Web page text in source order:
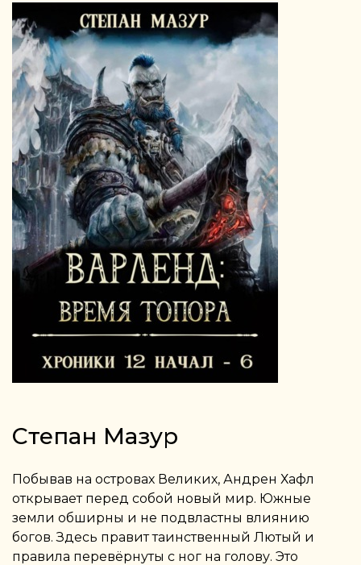
Степан Мазур
Побывав на островах Великих, Андрен Хафл
открывает перед собой новый мир. Южные
земли обширны и не подвластны влиянию
богов. Здесь правит таинственный Лютый и
правила перевёрнуты с ног на голову. Это